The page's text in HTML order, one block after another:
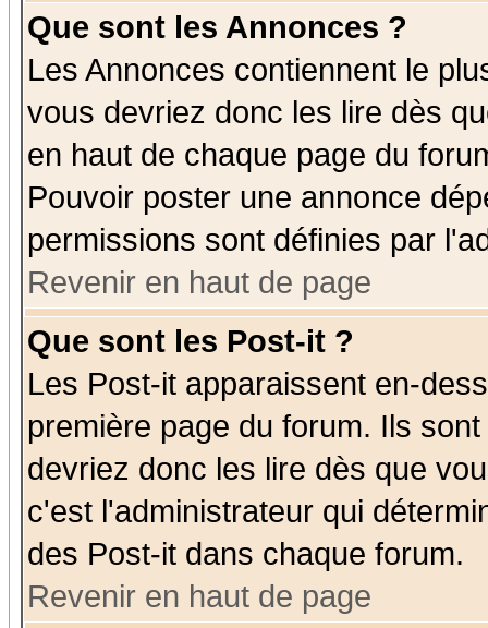
Que sont les Annonces ?
Les Annonces contiennent le
vous devriez donc les lire dès
en haut de chaque page du
Pouvoir poster une annonce
permissions sont définies par
Revenir en haut de page
Que sont les Post-it ?
Les Post-it apparaissent en-
première page du forum. Ils
devriez donc les lire dès que
c'est l'administrateur qui
des Post-it dans chaque forum.
Revenir en haut de page